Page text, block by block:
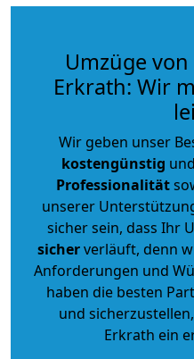
Umzüge
Erkrath: Wir
Wir geben unser
kostengünstig
Professionalität
unserer
sicher sein, dass Ihr
sicherverläuft, denn
Anforderungen und
haben die besten
und
Erkrath ein